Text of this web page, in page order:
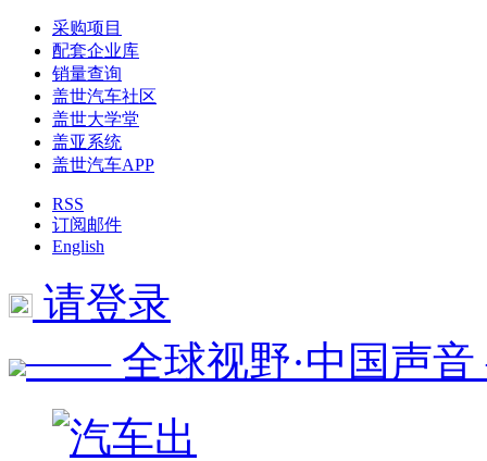
采购项目
配套企业库
销量查询
盖世汽车社区
盖世大学堂
盖亚系统
盖世汽车APP
RSS
订阅邮件
English
请登录
—— 全球视野·中国声